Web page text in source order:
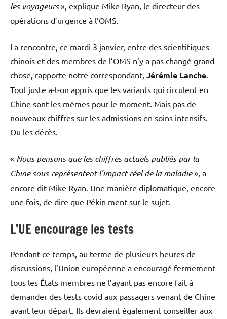
les voyageurs», explique Mike Ryan, le directeur des
opérations d’urgence à l’OMS.
La rencontre, ce mardi 3 janvier, entre des scientifiques
chinois et des membres de l’OMS n’y a pas changé grand-
chose, rapporte notre correspondant, Jérémie Lanche.
Tout juste a-t-on appris que les variants qui circulent en
Chine sont les mêmes pour le moment. Mais pas de
nouveaux chiffres sur les admissions en soins intensifs.
Ou les décès.
« Nous pensons que les chiffres actuels publiés par la
Chine sous-représentent l’impact réel de la maladie», a
encore dit Mike Ryan. Une manière diplomatique, encore
une fois, de dire que Pékin ment sur le sujet.
L’UE encourage les tests
Pendant ce temps, au terme de plusieurs heures de
discussions, l’Union européenne a encouragé fermement
tous les États membres ne l’ayant pas encore fait à
demander des tests covid aux passagers venant de Chine
avant leur départ. Ils devraient également conseiller aux